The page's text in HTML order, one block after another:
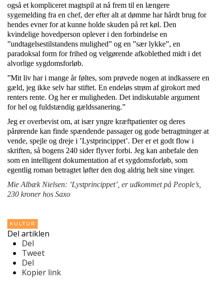
også et kompliceret magtspil at nå frem til en længere
sygemelding fra en chef, der efter alt at dømme har hårdt brug for
hendes evner for at kunne holde skuden på ret køl. Den
kvindelige hovedperson oplever i den forbindelse en
”undtagelsestilstandens mulighed” og en ”sær lykke”, en
paradoksal form for frihed og velgørende afkoblethed midt i det
alvorlige sygdomsforløb.
”Mit liv har i mange år føltes, som prøvede nogen at indkassere en
gæld, jeg ikke selv har stiftet. En endeløs strøm af girokort med
renters rente. Og her er muligheden. Det indiskutable argument
for hel og fuldstændig gældssanering.”
Jeg er overbevist om, at især yngre kræftpatienter og deres
pårørende kan finde spændende passager og gode betragtninger at
vende, spejle og dreje i ’Lystprincippet’. Der er et godt flow i
skriften, så bogens 240 sider flyver forbi. Jeg kan anbefale den
som en intelligent dokumentation af et sygdomsforløb, som
egentlig roman betragtet løfter den dog aldrig helt sine vinger.
Mie Albæk Nielsen: ’Lystprincippet’, er udkommet på People’s,
230 kroner hos Saxo
KULTUR
Del artiklen
Del
Tweet
Del
Kopier link